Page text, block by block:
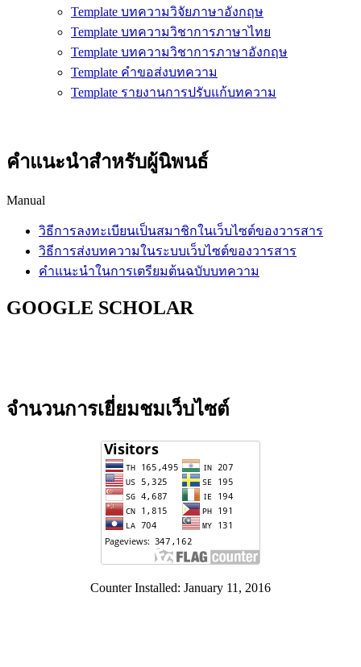
Template บทความวิจัยภาษาอังกฤษ
Template บทความวิชาการภาษาไทย
Template บทความวิชาการภาษาอังกฤษ
Template คำขอส่งบทความ
Template รายงานการปรับแก้บทความ
คำแนะนำสำหรับผู้นิพนธ์
Manual
วิธีการลงทะเบียนเป็นสมาชิกในเว็บไซต์ของวารสาร
วิธีการส่งบทความในระบบเว็บไซต์ของวารสาร
คำแนะนำในการเตรียมต้นฉบับบทความ
GOOGLE SCHOLAR
จำนวนการเยี่ยมชมเว็บไซต์
Counter Installed: January 11, 2016